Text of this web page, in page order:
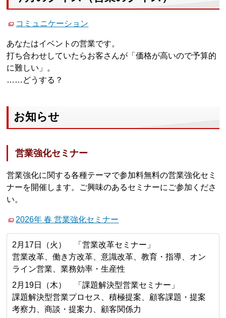
コミュニケーション
あなたはイベントの営業です。
打ち合わせしていたらお客さんが「価格が高いので予算的
に難しい」。
……どうする？
お知らせ
営業強化セミナー
営業強化に関する各種テーマで参加料無料の営業強化セミ
ナーを開催します。ご興味のあるセミナーにご参加くださ
い。
2026年 春 営業強化セミナー
2月17日（火） 「営業改革セミナー」
営業改革、働き方改革、意識改革、教育・指導、オン
ライン営業、業務効率・生産性
2月19日（木） 「課題解決型営業セミナー」
課題解決型営業プロセス、積極提案、顧客課題・提案
考察力、商談・提案力、顧客関係力